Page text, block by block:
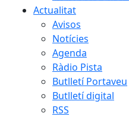
Actualitat
Avisos
Notícies
Agenda
Ràdio Pista
Butlletí Portaveu
Butlletí digital
RSS